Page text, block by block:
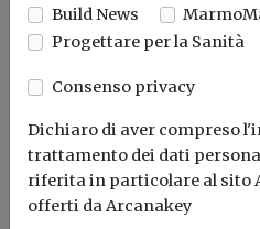
Quale deve essere la
canna fumaria dal
Le bocche dei camini devono
tale da consentire...
Canna fumaria
Build News
Progettare per la Sanità
Consenso privacy
Dichiaro di aver compreso
trattamento dei dati
riferita in particolare al sito
offerti da Arcanakey